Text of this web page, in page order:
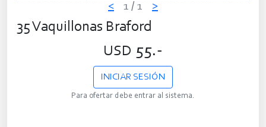
< 1 / 1 >
35 Vaquillonas Braford
USD 55.-
INICIAR SESIÓN
Para ofertar debe entrar al sistema.